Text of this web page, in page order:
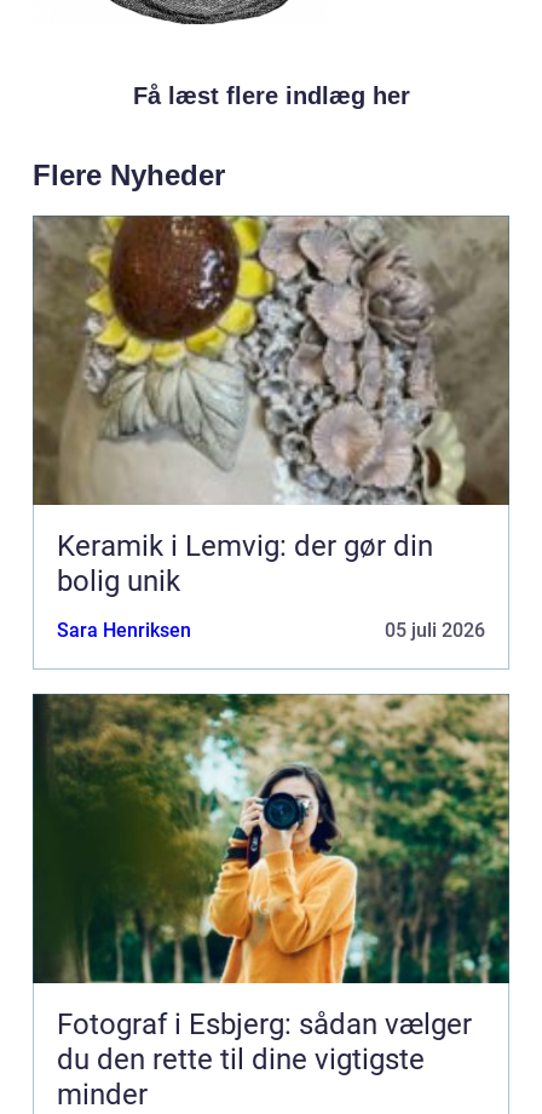
Få læst flere indlæg her
Flere Nyheder
Keramik i Lemvig: der gør din
bolig unik
Sara Henriksen 05 juli 2026
Fotograf i Esbjerg: sådan vælger
du den rette til dine vigtigste
minder